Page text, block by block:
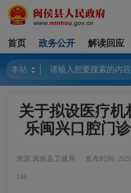
首页 政务公开 解读回应
关于拟设医疗机
乐闽兴口腔门
来源:闽侯县卫健局 发布时间:
146